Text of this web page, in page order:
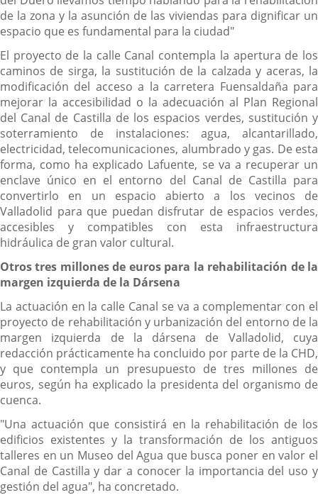
de la zona y la asunción de las viviendas para dignificar un
espacio que es fundamental para la ciudad"
El proyecto de la calle Canal contempla la apertura de los
caminos de sirga, la sustitución de la calzada y aceras, la
modificación del acceso a la carretera Fuensaldaña para
mejorar la accesibilidad o la adecuación al Plan Regional
del Canal de Castilla de los espacios verdes, sustitución y
soterramiento de instalaciones: agua, alcantarillado,
electricidad, telecomunicaciones, alumbrado y gas. De esta
forma, como ha explicado Lafuente, se va a recuperar un
enclave único en el entorno del Canal de Castilla para
convertirlo en un espacio abierto a los vecinos de
Valladolid para que puedan disfrutar de espacios verdes,
accesibles y compatibles con esta infraestructura
hidráulica de gran valor cultural.
Otros tres millones de euros para la rehabilitación de la
margen izquierda de la Dársena
La actuación en la calle Canal se va a complementar con el
proyecto de rehabilitación y urbanización del entorno de la
margen izquierda de la dársena de Valladolid, cuya
redacción prácticamente ha concluido por parte de la CHD,
y que contempla un presupuesto de tres millones de
euros, según ha explicado la presidenta del organismo de
cuenca.
"Una actuación que consistirá en la rehabilitación de los
edificios existentes y la transformación de los antiguos
talleres en un Museo del Agua que busca poner en valor el
Canal de Castilla y dar a conocer la importancia del uso y
gestión del agua", ha concretado.